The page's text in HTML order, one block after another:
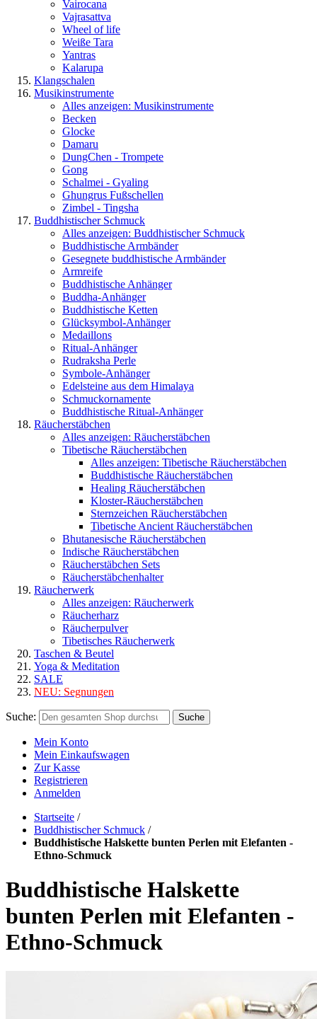
Vairocana
Vajrasattva
Wheel of life
Weiße Tara
Yantras
Kalarupa
Klangschalen
Musikinstrumente
Alles anzeigen: Musikinstrumente
Becken
Glocke
Damaru
DungChen - Trompete
Gong
Schalmei - Gyaling
Ghungrus Fußschellen
Zimbel - Tingsha
Buddhistischer Schmuck
Alles anzeigen: Buddhistischer Schmuck
Buddhistische Armbänder
Gesegnete buddhistische Armbänder
Armreife
Buddhistische Anhänger
Buddha-Anhänger
Buddhistische Ketten
Glücksymbol-Anhänger
Medaillons
Ritual-Anhänger
Rudraksha Perle
Symbole-Anhänger
Edelsteine aus dem Himalaya
Schmuckornamente
Buddhistische Ritual-Anhänger
Räucherstäbchen
Alles anzeigen: Räucherstäbchen
Tibetische Räucherstäbchen
Alles anzeigen: Tibetische Räucherstäbchen
Buddhistische Räucherstäbchen
Healing Räucherstäbchen
Kloster-Räucherstäbchen
Sternzeichen Räucherstäbchen
Tibetische Ancient Räucherstäbchen
Bhutanesische Räucherstäbchen
Indische Räucherstäbchen
Räucherstäbchen Sets
Räucherstäbchenhalter
Räucherwerk
Alles anzeigen: Räucherwerk
Räucherharz
Räucherpulver
Tibetisches Räucherwerk
Taschen & Beutel
Yoga & Meditation
SALE
NEU: Segnungen
Suche: Suche
Mein Konto
Mein Einkaufswagen
Zur Kasse
Registrieren
Anmelden
Startseite /
Buddhistischer Schmuck /
Buddhistische Halskette bunten Perlen mit Elefanten -
Ethno-Schmuck
Buddhistische Halskette
bunten Perlen mit Elefanten -
Ethno-Schmuck